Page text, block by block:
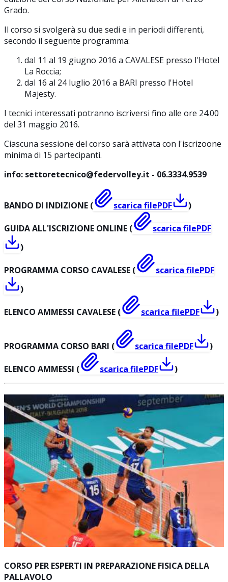
Grado.
Il corso si svolgerà su due sedi e in periodi differenti,
secondo il seguente programma:
dal 11 al 19 giugno 2016 a CAVALESE presso l'Hotel
La Roccia;
dal 16 al 24 luglio 2016 a BARI presso l'Hotel
Majesty.
I tecnici interessati potranno iscriversi fino alle ore 24.00
del 31 maggio 2016.
Ciascuna sessione del corso sarà attivata con l'iscrizoone
minima di 15 partecipanti.
info: settoretecnico@federvolley.it - 06.3334.9539
BANDO DI INDIZIONE ( scarica filePDF )
GUIDA ALL'ISCRIZIONE ONLINE ( scarica filePDF
)
PROGRAMMA CORSO CAVALESE ( scarica filePDF
)
ELENCO AMMESSI CAVALESE ( scarica filePDF )
PROGRAMMA CORSO BARI ( scarica filePDF )
ELENCO AMMESSI ( scarica filePDF )
CORSO PER ESPERTI IN PREPARAZIONE FISICA DELLA
PALLAVOLO